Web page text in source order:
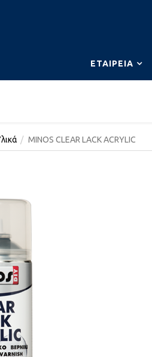
ΕΤΑΙΡΕΊΑ
MINOS CLEAR LACK ACRYLIC